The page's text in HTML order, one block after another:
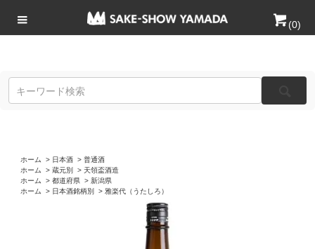
(0)
ホーム > 日本酒 > 普通酒
ホーム
> 蔵元別 > 天領盃酒造
ホーム
> 都道府県 > 新潟県
ホーム
> 日本酒銘柄別 > 雅楽代（うたしろ）